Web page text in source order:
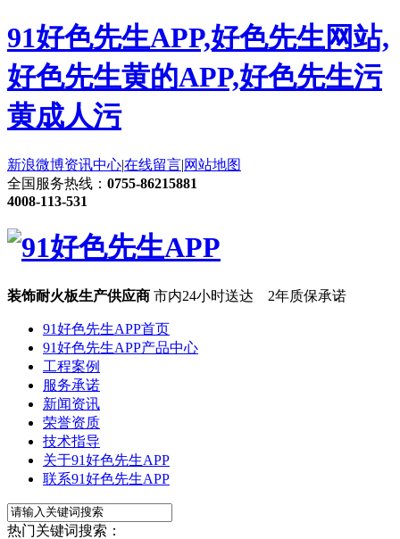
91好色先生APP,好色先生网站,
好色先生黄的APP,好色先生污
黄成人污
新浪微博资讯中心|在线留言|网站地图
全国服务热线： 0755-86215881
4008-113-531
装饰耐火板生产供应商 市内24小时送达 2年质保承诺
91好色先生APP首页
91好色先生APP产品中心
工程案例
服务承诺
新闻资讯
荣誉资质
技术指导
关于91好色先生APP
联系91好色先生APP
热门关键词搜索：